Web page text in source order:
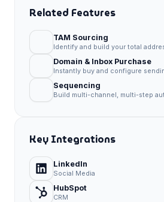
Related Features
TAM Sourcing
Identify and build your total
Domain & Inbox Purchase
Instantly buy and configure
Sequencing
Build multi-channel, multi-step
Key Integrations
LinkedIn
Social Media
HubSpot
CRM